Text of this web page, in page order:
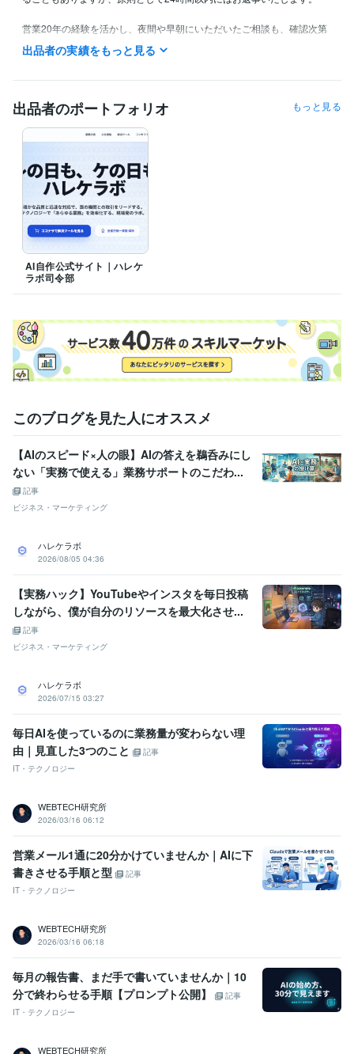
営業20年の経験を活かし、夜間や早朝にいただいたご相談も、確認次第
丁寧に対応させていただきます！
営業 / 法人営業 経験年数 : 22年
経営・マネジメント / 経営者・CEO・COO
経営・マネジメント / 事業企画・事業開発
生産・品質管理 / 生産管理 経験年数 : 2年
職歴
いすゞ自動車株式会社
独立準備期間（合同会社設立・多業種の現場経験）
23年6月
株式会社ラフテル、株式会社ネクストレベル
月
ハレケラボ 2025年9月 ~ 現在
出品者の実績をもっと見る
出品者のポートフォリオ もっと見る
AI自作公式サイト｜ハレケ
ラボ司令部
このブログを見た人にオススメ
【AIのスピード×人の眼】AIの答えを鵜呑みにし
ない「実務で使える」業務サポートのこだわ...
記事
ビジネス・マーケティング
ハレケラボ
2026/08/05 04:36
【実務ハック】YouTubeやインスタを毎日投稿
しながら、僕が自分のリソースを最大化させ...
記事
ビジネス・マーケティング
ハレケラボ
2026/07/15 03:27
毎日AIを使っているのに業務量が変わらない理
由｜見直した3つのこと
記事
IT・テクノロジー
WEBTECH研究所
2026/03/16 06:12
営業メール1通に20分かけていませんか｜AIに下
書きさせる手順と型
記事
IT・テクノロジー
WEBTECH研究所
2026/03/16 06:18
毎月の報告書、まだ手で書いていませんか｜10
分で終わらせる手順【プロンプト公開】
記事
IT・テクノロジー
WEBTECH研究所